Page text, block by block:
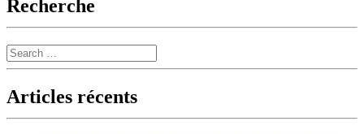
Recherche
Search
Articles récents